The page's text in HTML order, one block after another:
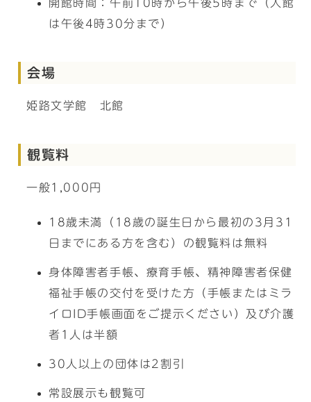
開館時間：午前10時から午後5時まで（入館
は午後4時30分まで）
会場
姫路文学館 北館
観覧料
一般1,000円
18歳未満（18歳の誕生日から最初の3月31
日までにある方を含む）の観覧料は無料
身体障害者手帳、療育手帳、精神障害者保健
福祉手帳の交付を受けた方（手帳またはミラ
イロID手帳画面をご提示ください）及び介護
者1人は半額
30人以上の団体は2割引
常設展示も観覧可